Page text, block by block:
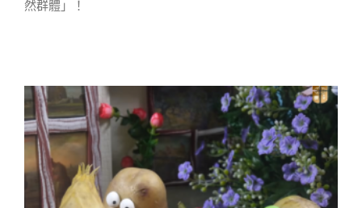
然群體」！